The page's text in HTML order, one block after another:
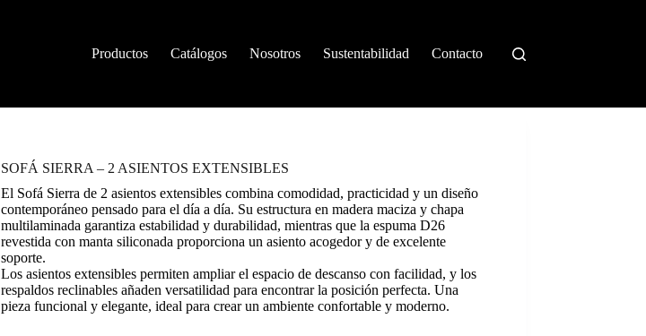
Productos
Catálogos Nosotros Sustentabilidad Contacto
SOFÁ SIERRA – 2 ASIENTOS EXTENSIBLES
El Sofá Sierra de 2 asientos extensibles combina comodidad, practicidad y un diseño
contemporáneo pensado para el día a día. Su estructura en madera maciza y chapa
multilaminada garantiza estabilidad y durabilidad, mientras que la espuma D26
revestida con manta siliconada proporciona un asiento acogedor y de excelente
soporte.
Los asientos extensibles permiten ampliar el espacio de descanso con facilidad, y los
respaldos reclinables añaden versatilidad para encontrar la posición perfecta. Una
pieza funcional y elegante, ideal para crear un ambiente confortable y moderno.